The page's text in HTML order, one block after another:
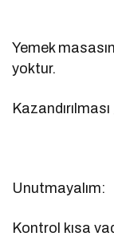
Yemek
yoktur.
Unutmayalım:
Kontrol kısa